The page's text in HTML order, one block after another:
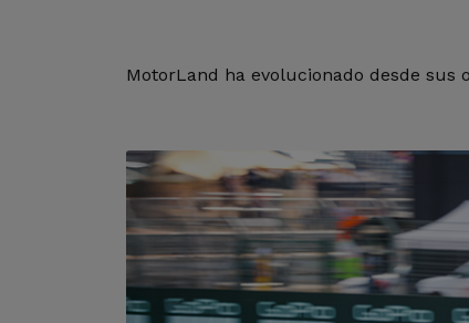
MotorLand ha evolucionado desde